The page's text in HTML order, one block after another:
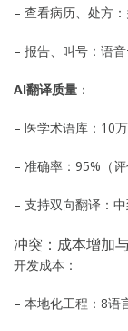
– 查看病历、处方
– 报告、叫号：语
AI翻译质量 ：
– 医学术语库：10
– 准确率：95%（
– 支持双向翻译：
冲突：成本增加
开发成本：
– 本地化工程：8语